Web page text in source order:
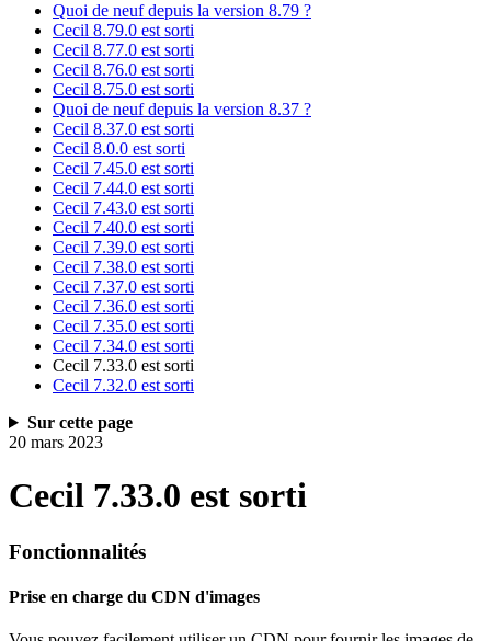
Quoi de neuf depuis la version 8.79 ?
Cecil 8.79.0 est sorti
Cecil 8.77.0 est sorti
Cecil 8.76.0 est sorti
Cecil 8.75.0 est sorti
Quoi de neuf depuis la version 8.37 ?
Cecil 8.37.0 est sorti
Cecil 8.0.0 est sorti
Cecil 7.45.0 est sorti
Cecil 7.44.0 est sorti
Cecil 7.43.0 est sorti
Cecil 7.40.0 est sorti
Cecil 7.39.0 est sorti
Cecil 7.38.0 est sorti
Cecil 7.37.0 est sorti
Cecil 7.36.0 est sorti
Cecil 7.35.0 est sorti
Cecil 7.34.0 est sorti
Cecil 7.33.0 est sorti
Cecil 7.32.0 est sorti
Sur cette page
20 mars 2023
Cecil 7.33.0 est sorti
Fonctionnalités
Prise en charge du CDN d'images